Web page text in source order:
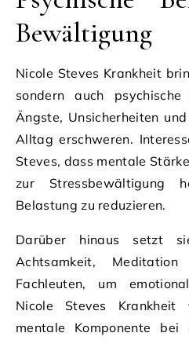
Bewältigung
Nicole Steves Krankheit
sondern auch
Ängste, Unsicherheiten
Alltag erschweren.
Steves, dass mentale
zur Stressbewältigung
Belastung zu reduzieren.
Darüber hinaus setzt
Achtsamkeit,
Fachleuten, um
Nicole Steves
mentale Komponente